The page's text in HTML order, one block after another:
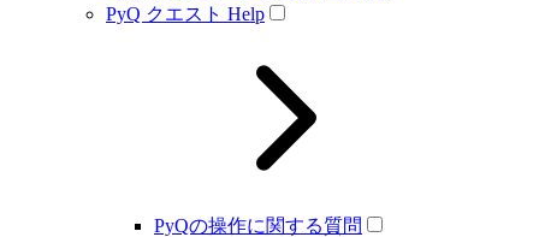
PyQ クエスト Help
PyQの操作に関する質問